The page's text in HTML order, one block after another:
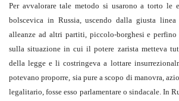
Per avvalorare tale metodo si usarono a torto le
bolscevica in Russia, uscendo dalla giusta
alleanze ad altri partiti, piccolo-borghesi e perfino
sulla situazione in cui il potere zarista metteva
della legge e li costringeva a lottare
potevano proporre, sia pure a scopo di manovra,
legalitario, fosse esso parlamentare o sindacale. In